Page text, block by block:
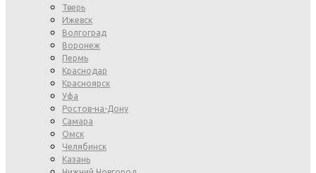
Тверь
Ижевск
Волгоград
Воронеж
Пермь
Краснодар
Красноярск
Уфа
Ростов-на-Дону
Самара
Омск
Челябинск
Казань